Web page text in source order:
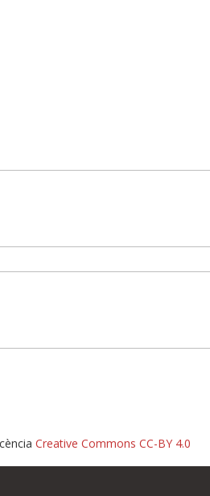
Creative Commons CC-BY 4.0